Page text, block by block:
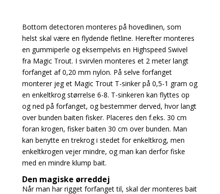
Bottom detectoren monteres på hovedlinen, som
helst skal være en flydende fletline. Herefter monteres
en gummiperle og eksempelvis en Highspeed Swivel
fra Magic Trout. I svirvlen monteres et 2 meter langt
forfanget af 0,20 mm nylon. På selve forfanget
monterer jeg et Magic Trout T-sinker på 0,5-1 gram og
en enkeltkrog størrelse 6-8. T-sinkeren kan flyttes op
og ned på forfanget, og bestemmer derved, hvor langt
over bunden baiten fisker. Placeres den f.eks. 30 cm
foran krogen, fisker baiten 30 cm over bunden. Man
kan benytte en trekrog i stedet for enkeltkrog, men
enkeltkrogen vejer mindre, og man kan derfor fiske
med en mindre klump bait.
Den magiske ørreddej
Når man har rigget forfanget til, skal der monteres bait